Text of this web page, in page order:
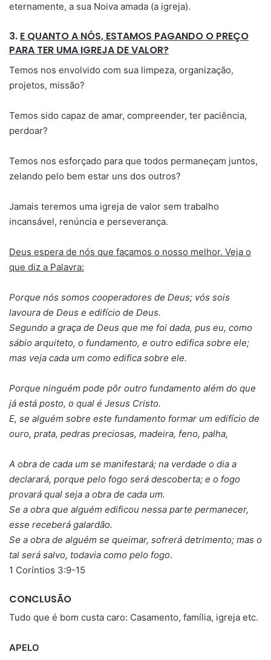
eternamente, a sua Noiva amada (a igreja).
3. E QUANTO A NÓS, ESTAMOS PAGANDO O PREÇO
PARA TER UMA IGREJA DE VALOR?
Temos nos envolvido com sua limpeza, organização,
projetos, missão?
Temos sido capaz de amar, compreender, ter paciência,
perdoar?
Temos nos esforçado para que todos permaneçam juntos,
zelando pelo bem estar uns dos outros?
Jamais teremos uma igreja de valor sem trabalho
incansável, renúncia e perseverança.
Deus espera de nós que façamos o nosso melhor. Veja o
que diz a Palavra:
Porque nós somos cooperadores de Deus; vós sois
lavoura de Deus e edifício de Deus.
Segundo a graça de Deus que me foi dada, pus eu, como
sábio arquiteto, o fundamento, e outro edifica sobre ele;
mas veja cada um como edifica sobre ele.
Porque ninguém pode pôr outro fundamento além do que
já está posto, o qual é Jesus Cristo.
E, se alguém sobre este fundamento formar um edifício de
ouro, prata, pedras preciosas, madeira, feno, palha,
A obra de cada um se manifestará; na verdade o dia a
declarará, porque pelo fogo será descoberta; e o fogo
provará qual seja a obra de cada um.
Se a obra que alguém edificou nessa parte permanecer,
esse receberá galardão.
Se a obra de alguém se queimar, sofrerá detrimento; mas o
tal será salvo, todavia como pelo fogo.
1 Coríntios 3:9-15
CONCLUSÃO
Tudo que é bom custa caro: Casamento, família, igreja etc.
APELO